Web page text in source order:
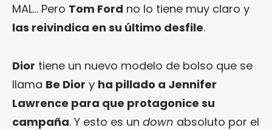
MAL… Pero Tom Ford no lo tiene muy claro y
las reivindica en su último desfile.
Dior tiene un nuevo modelo de bolso que se
llama Be Dior y ha pillado a Jennifer
Lawrence para que protagonice su
campaña. Y esto es un down absoluto por el